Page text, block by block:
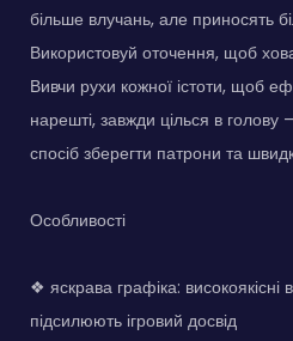
більше влучань, але приносять
Використовуй оточення, щоб
Вивчи рухи кожної істоти, щоб
нарешті, завжди цілься в
спосіб зберегти патрони та
Особливості
❖ яскрава графіка: високоякісні
підсилюють ігровий досвід